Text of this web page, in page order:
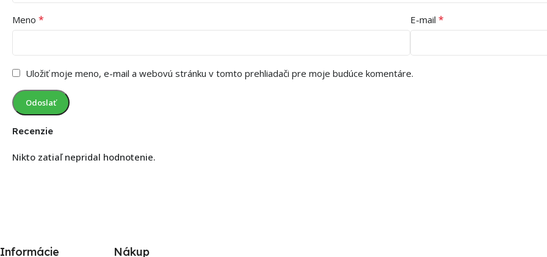
Recenzie
Nikto zatiaľ nepridal hodnotenie.
Meno * E-mail *
Uložiť moje meno, e-mail a webovú stránku v tomto prehliadači pre moje budúce komentáre.
Informácie Nákup